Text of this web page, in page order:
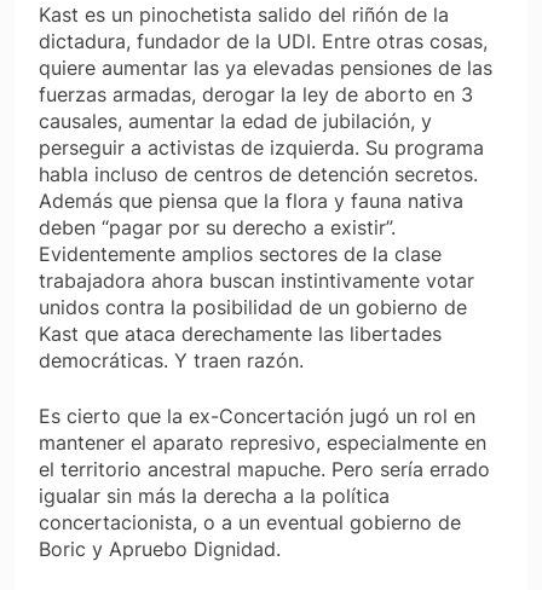
Kast es un pinochetista salido del riñón de la
dictadura, fundador de la UDI. Entre otras cosas,
quiere aumentar las ya elevadas pensiones de las
fuerzas armadas, derogar la ley de aborto en 3
causales, aumentar la edad de jubilación, y
perseguir a activistas de izquierda. Su programa
habla incluso de centros de detención secretos.
Además que piensa que la flora y fauna nativa
deben “pagar por su derecho a existir”.
Evidentemente amplios sectores de la clase
trabajadora ahora buscan instintivamente votar
unidos contra la posibilidad de un gobierno de
Kast que ataca derechamente las libertades
democráticas. Y traen razón.
Es cierto que la ex-Concertación jugó un rol en
mantener el aparato represivo, especialmente en
el territorio ancestral mapuche. Pero sería errado
igualar sin más la derecha a la política
concertacionista, o a un eventual gobierno de
Boric y Apruebo Dignidad.